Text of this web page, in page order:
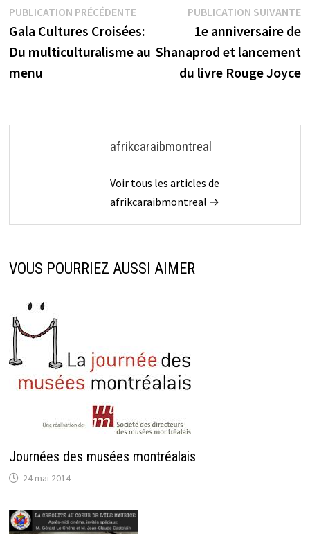
Navigation
de
l’article
PUBLICATION PRÉCÉDENTEPublication
précédente :
Gala Cultures Croisées:
Du multiculturalisme au
menu
PUBLICATION SUIVANTE
1e anniversaire de
Shanaprod et lancement
du livre Rouge Joyce
afrikcaraibmontreal
Voir tous les articles de
afrikcaraibmontreal →
VOUS POURRIEZ AUSSI AIMER
Journées des musées montréalais
24 mai 2014